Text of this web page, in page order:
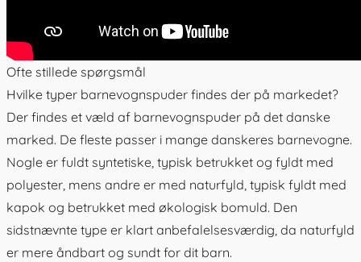
Ofte stillede spørgsmål
Hvilke typer barnevognspuder findes der på markedet?
Der findes et væld af barnevognspuder på det danske
marked. De fleste passer i mange danskeres barnevogne.
Nogle er fuldt syntetiske, typisk betrukket og fyldt med
polyester, mens andre er med naturfyld, typisk fyldt med
kapok og betrukket med økologisk bomuld. Den
sidstnævnte type er klart anbefalelsesværdig, da naturfyld
er mere åndbart og sundt for dit barn.